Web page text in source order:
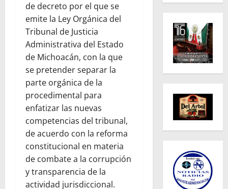
de decreto por el que se
emite la Ley Orgánica del
Tribunal de Justicia
Administrativa del Estado
de Michoacán, con la que
se pretender separar la
parte orgánica de la
procedimental para
enfatizar las nuevas
competencias del tribunal,
de acuerdo con la reforma
constitucional en materia
de combate a la corrupción
y transparencia de la
actividad jurisdiccional.